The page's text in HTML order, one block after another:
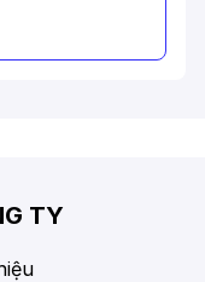
lượng nhẹ
TY